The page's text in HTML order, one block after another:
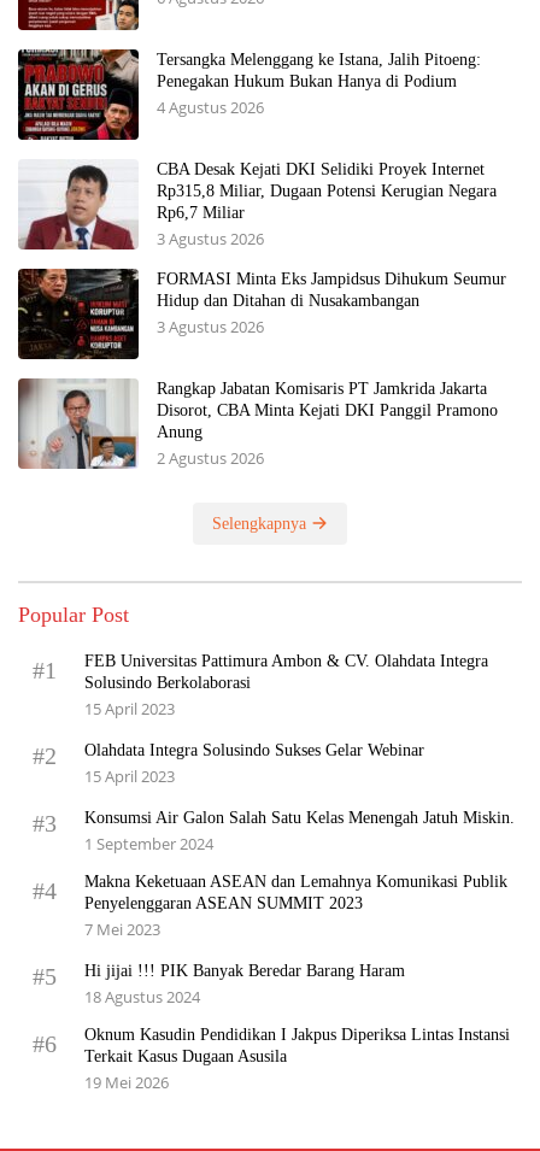
Tersangka Melenggang ke Istana, Jalih Pitoeng:
Penegakan Hukum Bukan Hanya di Podium
4 Agustus 2026
CBA Desak Kejati DKI Selidiki Proyek Internet
Rp315,8 Miliar, Dugaan Potensi Kerugian Negara
Rp6,7 Miliar
3 Agustus 2026
FORMASI Minta Eks Jampidsus Dihukum Seumur
Hidup dan Ditahan di Nusakambangan
3 Agustus 2026
Rangkap Jabatan Komisaris PT Jamkrida Jakarta
Disorot, CBA Minta Kejati DKI Panggil Pramono
Anung
2 Agustus 2026
Selengkapnya
Popular Post
#1
FEB Universitas Pattimura Ambon & CV. Olahdata Integra
Solusindo Berkolaborasi
15 April 2023
#2 Olahdata Integra Solusindo Sukses Gelar Webinar
15 April 2023
#3 Konsumsi Air Galon Salah Satu Kelas Menengah Jatuh Miskin.
1 September 2024
#4
Makna Keketuaan ASEAN dan Lemahnya Komunikasi Publik
Penyelenggaran ASEAN SUMMIT 2023
7 Mei 2023
#5 Hi jijai !!! PIK Banyak Beredar Barang Haram
18 Agustus 2024
#6
Oknum Kasudin Pendidikan I Jakpus Diperiksa Lintas Instansi
Terkait Kasus Dugaan Asusila
19 Mei 2026